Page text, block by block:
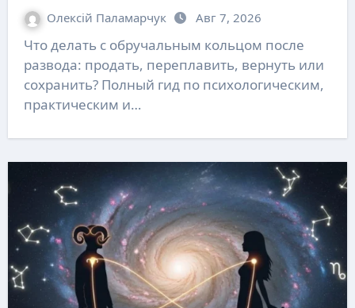
Олексій Паламарчук Авг 7, 2026
Что делать с обручальным кольцом после
развода: продать, переплавить, вернуть или
сохранить? Полный гид по психологическим,
практическим и…